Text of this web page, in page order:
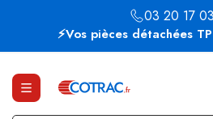
⚡Vos pièces détachées
03 20 17